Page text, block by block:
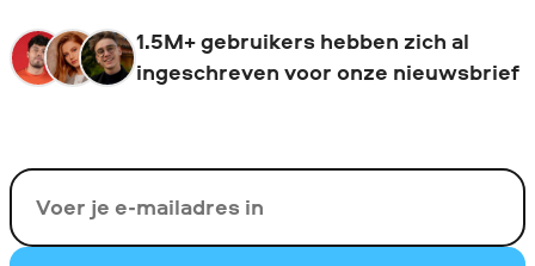
1.5M+ gebruikers hebben zich al
ingeschreven voor onze nieuwsbrief
Uw e-mail